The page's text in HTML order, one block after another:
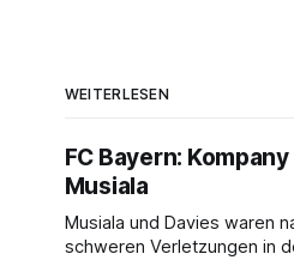
WEITERLESEN
FC Bayern:
Musiala
Musiala und Davies waren
schweren Verletzungen in